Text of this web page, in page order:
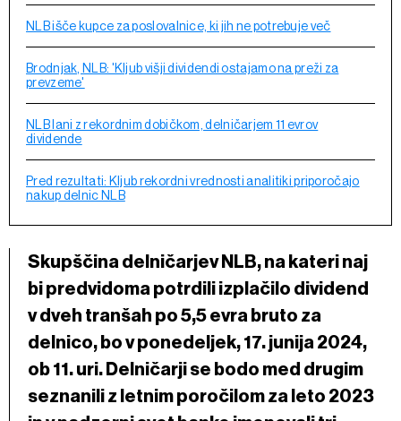
NLB išče kupce za poslovalnice, ki jih ne potrebuje več
Brodnjak, NLB: 'Kljub višji dividendi ostajamo na preži za
prevzeme'
NLB lani z rekordnim dobičkom, delničarjem 11 evrov
dividende
Pred rezultati: Kljub rekordni vrednosti analitiki priporočajo
nakup delnic NLB
Skupščina delničarjev NLB, na kateri naj
bi predvidoma potrdili izplačilo dividend
v dveh tranšah po 5,5 evra bruto za
delnico, bo v ponedeljek, 17. junija 2024,
ob 11. uri. Delničarji se bodo med drugim
seznanili z letnim poročilom za leto 2023